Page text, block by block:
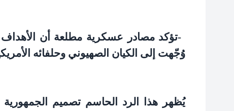
-تؤكد مصادر عسكرية مطلعة أن
وُجّهت إلى الكيان الصهيوني وحلفائه
يُظهر هذا الرد الحاسم تصميم الجمهورية